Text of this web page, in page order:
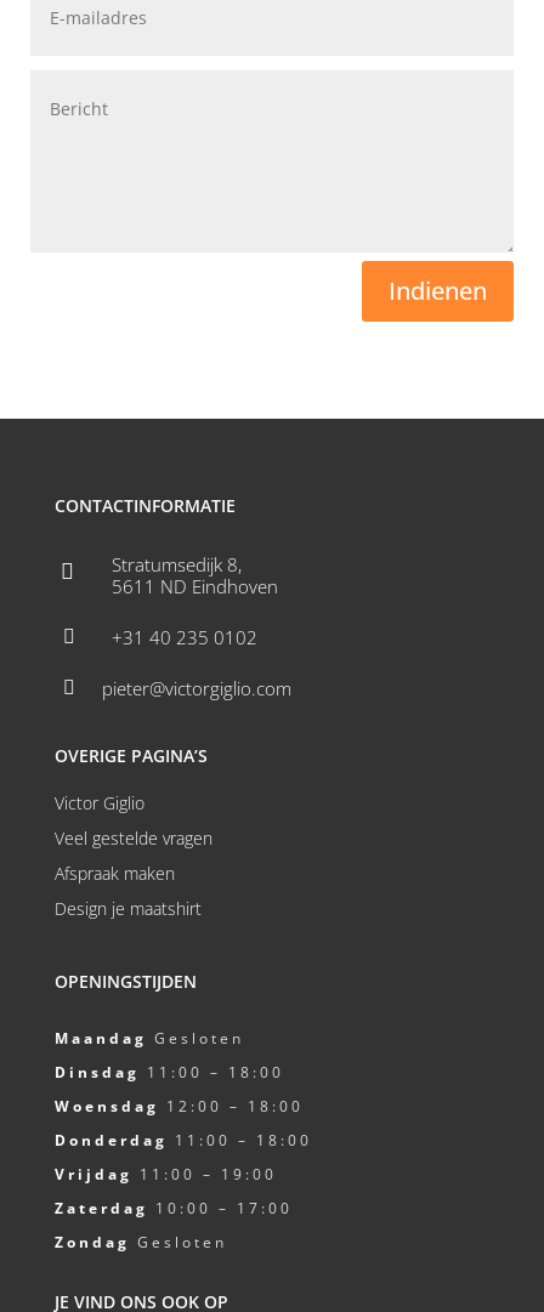
Indienen
CONTACTINFORMATIE

Stratumsedijk 8,
5611 ND Eindhoven
 +31 40 235 0102
 pieter@victorgiglio.com
OVERIGE PAGINA’S
Victor Giglio
Veel gestelde vragen
Afspraak maken
Design je maatshirt
OPENINGSTIJDEN
Maandag Gesloten
Dinsdag 11:00 – 18:00
Woensdag 12:00 – 18:00
Donderdag 11:00 – 18:00
Vrijdag 11:00 – 19:00
Zaterdag 10:00 – 17:00
Zondag Gesloten
JE VIND ONS OOK OP